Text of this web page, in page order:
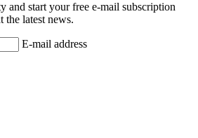
and start your free e-mail subscription
the latest news.
E-mail address